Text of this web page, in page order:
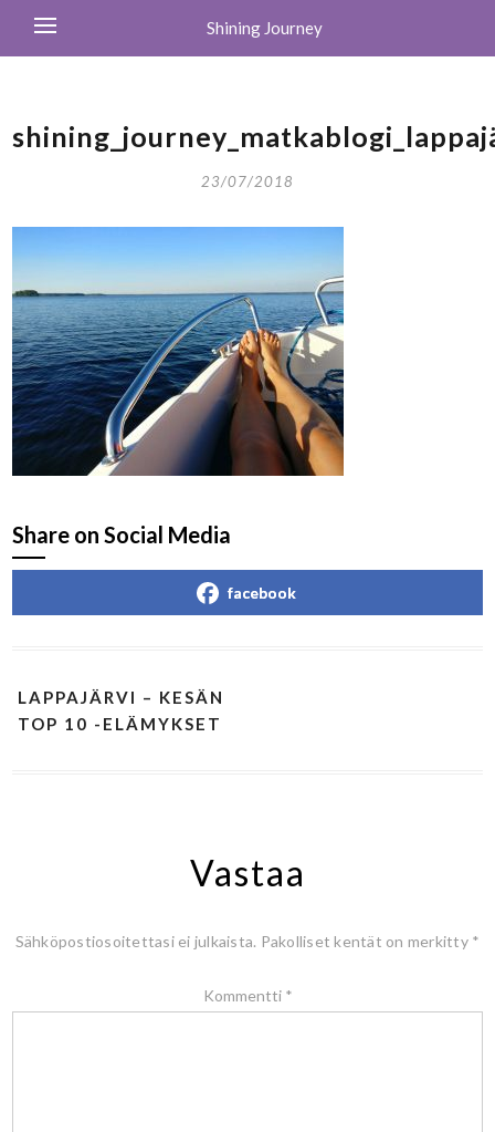
Shining Journey
23/07/2018
Share on Social Media
facebook
LAPPAJÄRVI – KESÄN
TOP 10 -ELÄMYKSET
Vastaa
Sähköpostiosoitettasi ei julkaista. Pakolliset kentät on merkitty *
Kommentti *